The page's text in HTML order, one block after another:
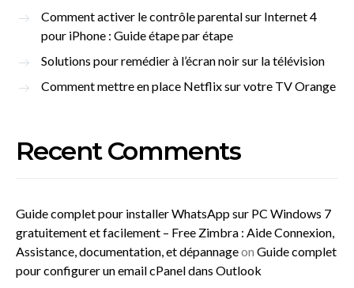
Comment activer le contrôle parental sur Internet 4
pour iPhone : Guide étape par étape
Solutions pour remédier à l’écran noir sur la télévision
Comment mettre en place Netflix sur votre TV Orange
Recent Comments
Guide complet pour installer WhatsApp sur PC Windows 7
gratuitement et facilement – Free Zimbra : Aide Connexion,
Assistance, documentation, et dépannageon Guide complet
pour configurer un email cPanel dans Outlook